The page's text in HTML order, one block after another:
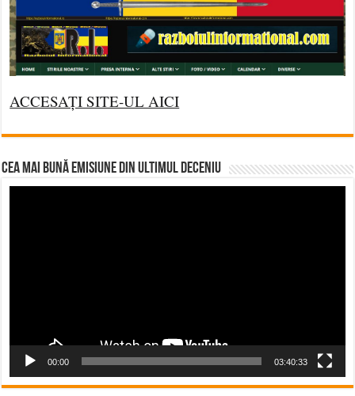
ACCESAȚI SITE-UL AICI
CEA MAI BUNĂ EMISIUNE DIN ULTIMUL DECENIU
00:00 03:40:33